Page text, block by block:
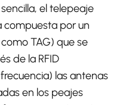
el telepeaje
compuesta por un
TAG) que se
de la RFID
las antenas
en los peajes